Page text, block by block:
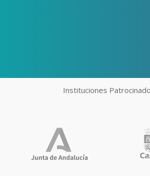
Instituciones